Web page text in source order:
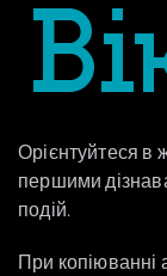
Орієнтуйтеся в
першими
подій.
При копіюванні